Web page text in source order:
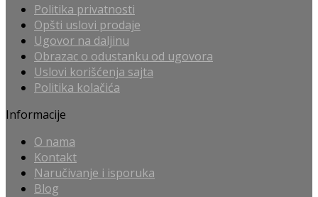
Politika privatnosti
Opšti uslovi prodaje
Ugovor na daljinu
Obrazac o odustanku od ugovora
Uslovi korišćenja sajta
Politika kolačića
Informacije
O nama
Kontakt
Naručivanje i isporuka
Blog